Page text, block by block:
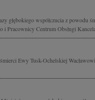
głębokiego współczucia z powodu
i Pracownicy Centrum Obsługi
Ewy Tusk-Ochelskiej